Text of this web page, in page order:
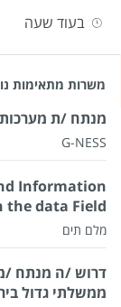
בעוד שעה
משרות מתאימות
מנתח /ת מערכות CRM Dynamics >
G-NESS
Information
data Field >
מלם תים
דרוש /ה מנתח /
ממשלתי גדול